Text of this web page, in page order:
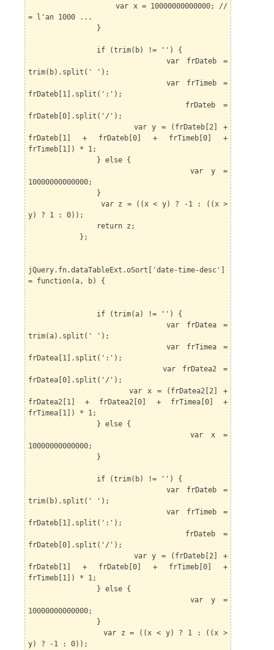
var x = 10000000000000; //
= l'an 1000 ...
}
if (trim(b) != '') {
var frDateb =
trim(b).split(' ');
var frTimeb =
frDateb[1].split(':');
frDateb =
frDateb[0].split('/');
var y = (frDateb[2] +
frDateb[1] + frDateb[0] + frTimeb[0] +
frTimeb[1]) * 1;
} else {
var y =
10000000000000;
}
var z = ((x < y) ? -1 : ((x >
y) ? 1 : 0));
return z;
};
jQuery.fn.dataTableExt.oSort['date-time-desc']
= function(a, b) {
if (trim(a) != '') {
var frDatea =
trim(a).split(' ');
var frTimea =
frDatea[1].split(':');
var frDatea2 =
frDatea[0].split('/');
var x = (frDatea2[2] +
frDatea2[1] + frDatea2[0] + frTimea[0] +
frTimea[1]) * 1;
} else {
var x =
10000000000000;
}
if (trim(b) != '') {
var frDateb =
trim(b).split(' ');
var frTimeb =
frDateb[1].split(':');
frDateb =
frDateb[0].split('/');
var y = (frDateb[2] +
frDateb[1] + frDateb[0] + frTimeb[0] +
frTimeb[1]) * 1;
} else {
var y =
10000000000000;
}
var z = ((x < y) ? 1 : ((x >
y) ? -1 : 0));